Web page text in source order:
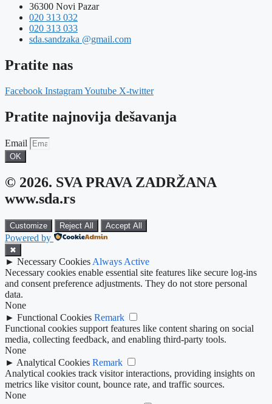
36300 Novi Pazar
020 313 032
020 313 033
sda.sandzaka @gmail.com
Pratite nas
Facebook InstagramYoutube X-twitter
Pratite najnovija dešavanja
Email
OK
© 2026. SVA PRAVA ZADRŽANA
www.sda.rs
Customize Reject All Accept All
Powered by
✖
► Necessary Cookies Always Active
Necessary cookies enable essential site features like secure log-ins
and consent preference adjustments. They do not store personal
data.
None
► Functional Cookies Remark
Functional cookies support features like content sharing on social
media, collecting feedback, and enabling third-party tools.
None
► Analytical Cookies Remark
Analytical cookies track visitor interactions, providing insights on
metrics like visitor count, bounce rate, and traffic sources.
None